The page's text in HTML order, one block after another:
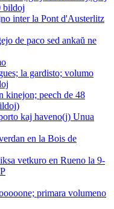
bildoj
inter la Pont d'Austerlitz
de paco sed ankaŭ ne
la gardisto; volumo
kinejon; peech de 48
kaj haveno(j) Unua
en la Bois de
vetkuro en Rueno la 9-
primara volumeno